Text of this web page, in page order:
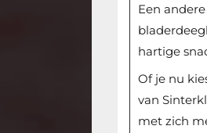
Een
hartige
Of je nu
van
met zich